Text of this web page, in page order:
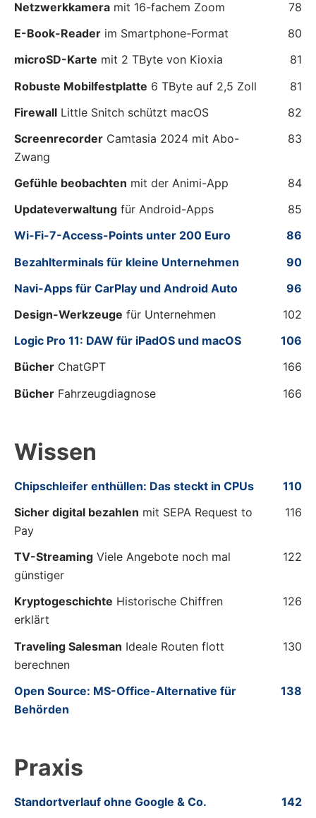
Netzwerkkamera mit 16-fachem Zoom
78
E-Book-Reader im Smartphone-Format
80
microSD-Karte mit 2 TByte von Kioxia
81
Robuste Mobilfestplatte 6 TByte auf 2,5 Zoll
81
Firewall Little Snitch schützt macOS
82
Screenrecorder Camtasia 2024 mit Abo-
Zwang
83
Gefühle beobachten mit der Animi-App
84
Updateverwaltung für Android-Apps
85
Wi-Fi-7-Access-Points unter 200 Euro
86
Bezahlterminals für kleine Unternehmen
90
Navi-Apps für CarPlay und Android Auto
96
Design-Werkzeuge für Unternehmen
102
Logic Pro 11: DAW für iPadOS und macOS
106
Bücher ChatGPT
166
Bücher Fahrzeugdiagnose 166
Wissen
Chipschleifer enthüllen: Das steckt in CPUs
110
Sicher digital bezahlen mit SEPA Request to
Pay
116
TV-Streaming Viele Angebote noch mal
günstiger
122
Kryptogeschichte Historische Chiffren
erklärt
126
Traveling Salesman Ideale Routen flott
berechnen
130
Open Source: MS-Office-Alternative für
Behörden
138
Praxis
Standortverlauf ohne Google & Co.
142